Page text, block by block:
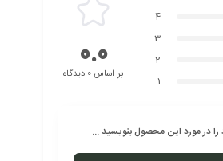
4
3
2
1
0.0بر اساس 0 دیدگاه
را در مورد این محصول بنویسید ...